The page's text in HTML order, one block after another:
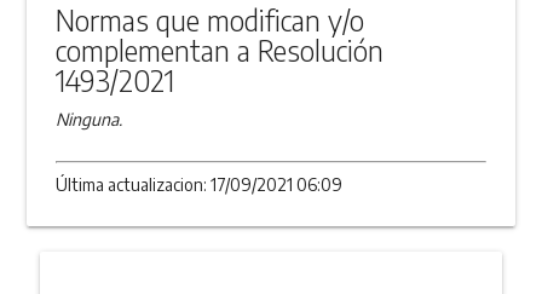
Normas que modifican y/o
complementan a Resolución
1493/2021
Ninguna.
Última actualizacion: 17/09/2021 06:09